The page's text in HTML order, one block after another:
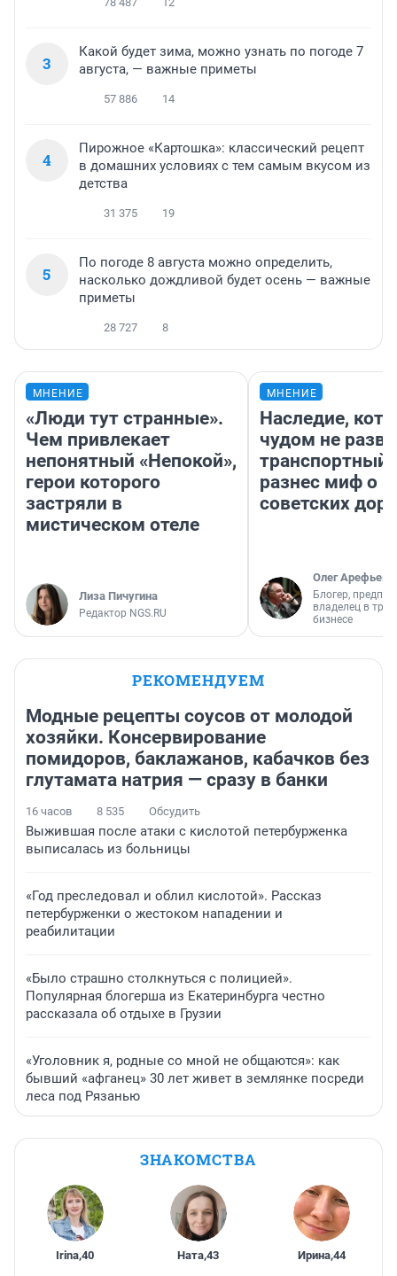
3
Какой будет зима, можно узнать по погоде 7
августа, — важные приметы
57 886 14
4
Пирожное «Картошка»: классический рецепт
в домашних условиях с тем самым вкусом из
детства
31 375 19
5
По погоде 8 августа можно определить,
насколько дождливой будет осень — важные
приметы
28 727 8
МНЕНИЕ
«Люди тут странные».
Чем привлекает
непонятный «Непокой»,
герои которого
застряли в
мистическом отеле
Лиза Пичугина
Редактор NGS.RU
МНЕНИЕ
Наследие,
чудом не
транспортный
разнес миф о
советских
Олег Арефьев
Блогер,
владелец в
бизнесе
РЕКОМЕНДУЕМ
Модные рецепты соусов от молодой
хозяйки. Консервирование
помидоров, баклажанов, кабачков без
глутамата натрия — сразу в банки
16 часов 8 535 Обсудить
Выжившая после атаки с кислотой петербурженка
выписалась из больницы
«Год преследовал и облил кислотой». Рассказ
петербурженки о жестоком нападении и
реабилитации
«Было страшно столкнуться с полицией».
Популярная блогерша из Екатеринбурга честно
рассказала об отдыхе в Грузии
«Уголовник я, родные со мной не общаются»: как
бывший «афганец» 30 лет живет в землянке посреди
леса под Рязанью
ЗНАКОМСТВА
Irina,40 Ната,43 Ирина,44